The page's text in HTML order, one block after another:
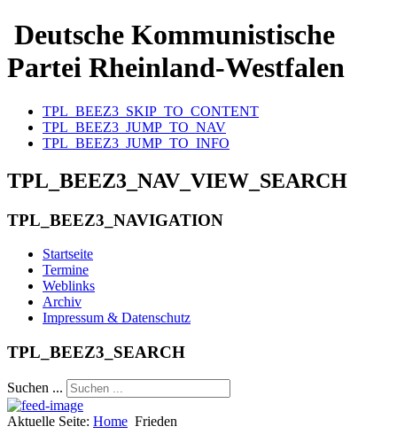
Deutsche Kommunistische
Partei Rheinland-Westfalen
TPL_BEEZ3_SKIP_TO_CONTENT
TPL_BEEZ3_JUMP_TO_NAV
TPL_BEEZ3_JUMP_TO_INFO
TPL_BEEZ3_NAV_VIEW_SEARCH
TPL_BEEZ3_NAVIGATION
Startseite
Termine
Weblinks
Archiv
Impressum & Datenschutz
TPL_BEEZ3_SEARCH
Suchen ...
Aktuelle Seite: Home Frieden